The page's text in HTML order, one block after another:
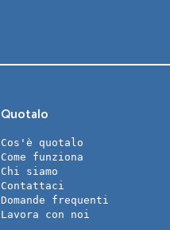
Quotalo
Cos'è quotalo
Come funziona
Chi siamo
Contattaci
Domande frequenti
Lavora con noi